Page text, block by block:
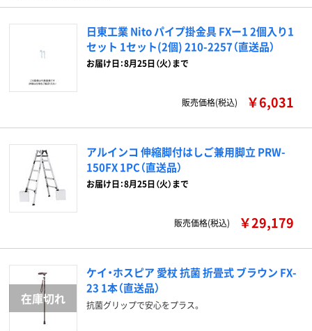
日東工業 Nito パイプ掛金具 FXー1 2個入り1
セット 1セット(2個) 210-2257（直送品）
お届け日：8月25日（火）まで
販売価格(税込) ￥6,031
アルインコ 伸縮脚付はしご兼用脚立 PRW-
150FX 1PC（直送品）
お届け日：8月25日（火）まで
販売価格(税込) ￥29,179
ケイ・ホスピア 愛杖 抗菌 折畳式 ブラウン FX-
23 1本（直送品）
抗菌グリップで安心をプラス。